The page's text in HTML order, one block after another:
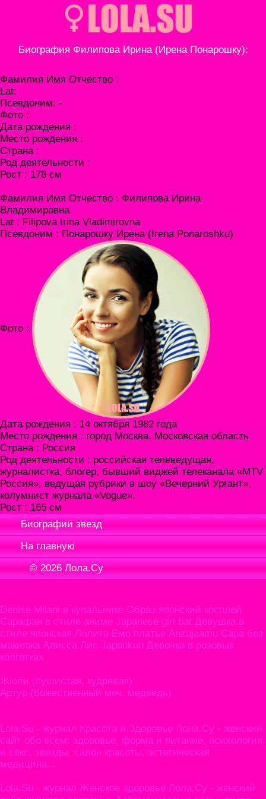
Биография Филипова Ирина (Ирена Понарошку):
Фамилия Имя Отчество :
Lat:
Псевдоним: -
Фото :
Дата рождения :
Место рождения :
Страна :
Род деятельности :
Рост : 178 см
Фамилия Имя Отчество : Филипова Ирина
Владимировна
Lat : Filipova Irina Vladimirovna
Псевдоним : Понарошку Ирена (Irena Ponaroshku)
Фото :
Дата рождения : 14 октября 1982 года
Место рождения : город Москва, Московская область
Страна : Россия
Род деятельности : российская телеведущая,
журналистка, блогер, бывший виджей телеканала «MTV
Россия», ведущая рубрики в шоу «Вечерний Ургант»,
колумнист журнала «Vogue».
Рост : 165 см
Биографии звезд
На главную
© 2026 Лола.Су
Denise Milani в купальнике Образ японский косплей
Сарафан в стиле аниме Japanese girl bat Девушка в
стиле японская Лолита Емо платье Anzujaamu Сара без
макияжа Алисса Лис Japonkun Девочка в розовых
колготках
Жюли (пушистая, кудрявая)
Артур (божественный меч, медведь)
Lola.Su - журнал Красота и Здоровье Лола.Су - женский
сайт обо всем: здоровье, форма и питание, психология
и секс, звезды, салон красоты, эстетическая
медицина...
Lola.Su - журнал Женское здоровье Лола.Су - женский